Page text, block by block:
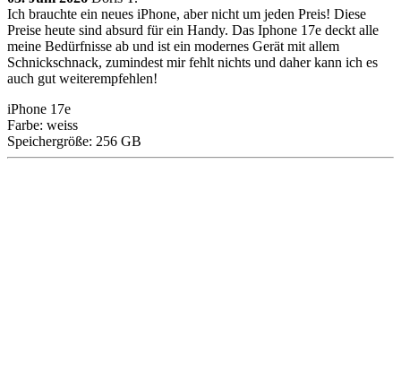
Ich brauchte ein neues iPhone, aber nicht um jeden Preis! Diese
Preise heute sind absurd für ein Handy. Das Iphone 17e deckt alle
meine Bedürfnisse ab und ist ein modernes Gerät mit allem
Schnickschnack, zumindest mir fehlt nichts und daher kann ich es
auch gut weiterempfehlen!
iPhone 17e
Farbe: weiss
Speichergröße: 256 GB